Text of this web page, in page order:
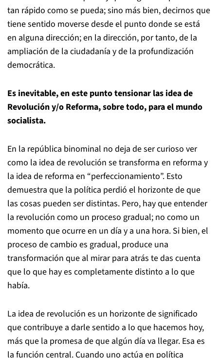
tan rápido como se pueda; sino más bien, decirnos que
tiene sentido moverse desde el punto donde se está
en alguna dirección; en la dirección, por tanto, de la
ampliación de la ciudadanía y de la profundización
democrática.
Es inevitable, en este punto tensionar las idea de
Revolución y/o Reforma, sobre todo, para el mundo
socialista.
En la república binominal no deja de ser curioso ver
como la idea de revolución se transforma en reforma y
la idea de reforma en “perfeccionamiento”. Esto
demuestra que la política perdió el horizonte de que
las cosas pueden ser distintas. Pero, hay que entender
la revolución como un proceso gradual; no como un
momento que ocurre en un día y a una hora. Si bien, el
proceso de cambio es gradual, produce una
transformación que al mirar para atrás te das cuenta
que lo que hay es completamente distinto a lo que
había.
La idea de revolución es un horizonte de significado
que contribuye a darle sentido a lo que hacemos hoy,
más que la promesa de que algún día va llegar. Esa es
la función central. Cuando uno actúa en política